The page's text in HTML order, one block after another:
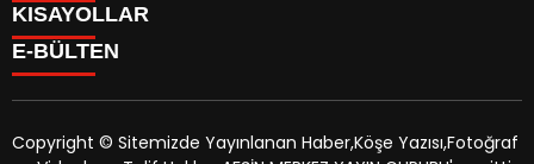
SİYASET
EĞİTİM
MAGAZİN
KISAYOLLAR
SİYASET
EĞİTİM
KÜLTÜR SANAT
E-BÜLTEN
Copyright © Sitemizde Yayınlanan Haber,Köşe Yazısı,Fotoğraf